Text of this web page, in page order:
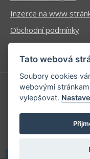
Inzerce na www
Obchodní podmínky
Ochrana osobních údajů
Příhlášení | Registrace
Kontaktní informace
Mapa stránek
Tato webová
Soubory cookies
webovými
vylepšovat.